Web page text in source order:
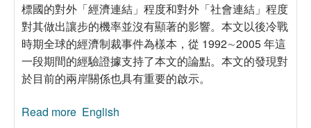
標國的對外「經濟連結」程度和對外「社會連結」程度
對其做出讓步的機率並沒有顯著的影響。本文以後冷戰
時期全球的經濟制裁事件為樣本，從 1992∼2005 年這
一段期間的經驗證據支持了本文的論點。本文的發現對
於目前的兩岸關係也具有重要的啟示。
Read more about 目標國的全球化程度對經濟制裁結果的影
English